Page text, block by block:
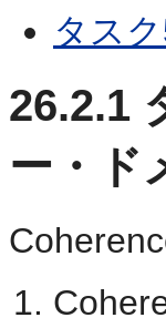
タス
26.2.1
ー・ド